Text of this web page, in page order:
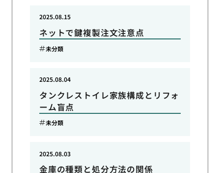
ネットで鍵複製注文注意点
2025.08.15
未分類
タンクレストイレ家族構成とリフォ
ーム盲点
2025.08.04
未分類
金庫の種類と処分方法の関係
2025.08.03